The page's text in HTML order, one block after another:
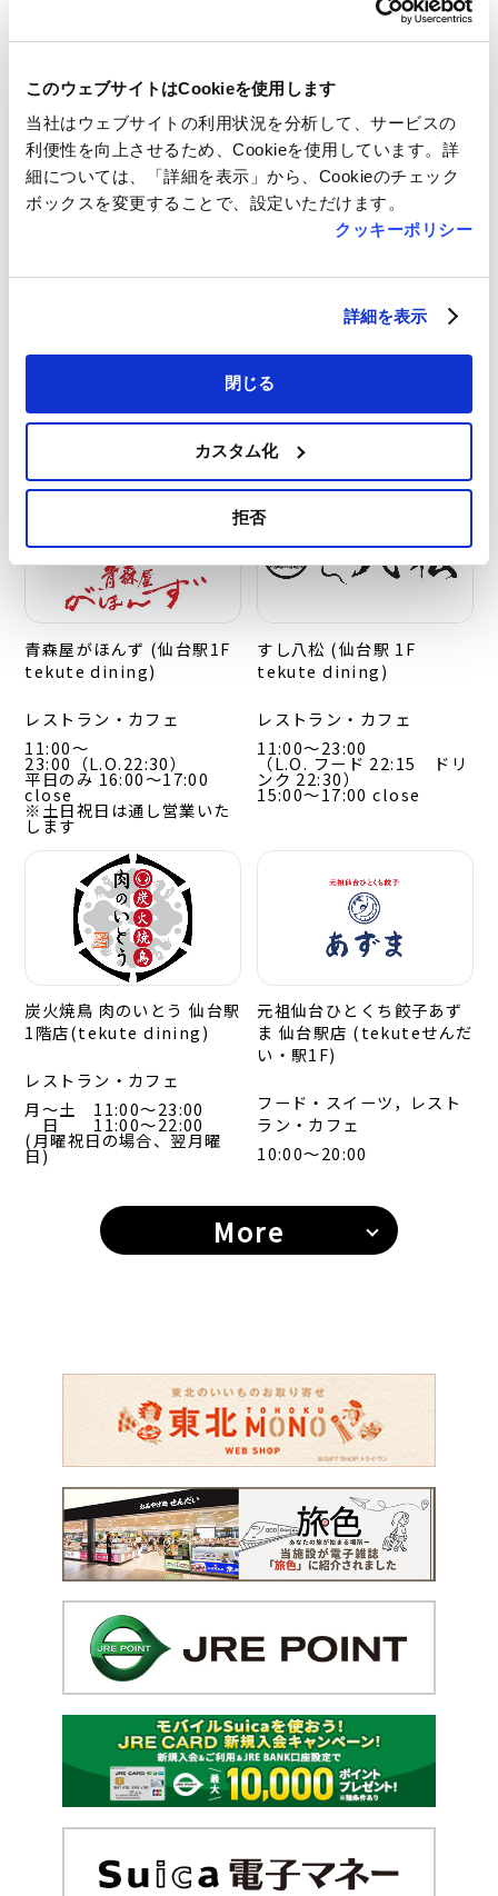
このウェブサイトはCookieを使用します
当社はウェブサイトの利用状況を分析して、サービスの
利便性を向上させるため、Cookieを使用しています。詳
細については、「詳細を表示」から、Cookieのチェック
ボックスを変更することで、設定いただけます。
クッキーポリシー
詳細を表示
閉じる
カスタム化
拒否
レストラン・カフェ
11:00～
23:00（L.O.22:15）
伊達な居酒屋 山の猿 (仙台
レストラン・カフェ
11:00～23:00
(L.O.フード 22:15、ドリン
ク 22:30)
肉センター 仙台駅１階店
レストラン・カフェ
とんかつと豚肉料理 平田牧
場 tekuteせんだい店(仙台
駅1F tekute dining)
レストラン・カフェ
11:00～
21:30（L.O.20:30）
青森屋がほんず (仙台駅1F
tekute dining)
レストラン・カフェ
11:00～
23:00（L.O.22:30）
平日のみ 16:00～17:00
close
※土日祝日は通し営業いた
します
すし八松 (仙台駅 1F
tekute dining)
レストラン・カフェ
11:00～23:00
（L.O. フード 22:15 ドリ
ンク 22:30）
15:00～17:00 close
炭火焼鳥 肉のいとう 仙台駅
1階店(tekute dining)
レストラン・カフェ
月～土 11:00～23:00
日 11:00～22:00
(月曜祝日の場合、翌月曜
日)
元祖仙台ひとくち餃子あず
ま 仙台駅店 (tekuteせんだ
い・駅1F)
フード・スイーツ，レスト
ラン・カフェ
10:00～20:00
More